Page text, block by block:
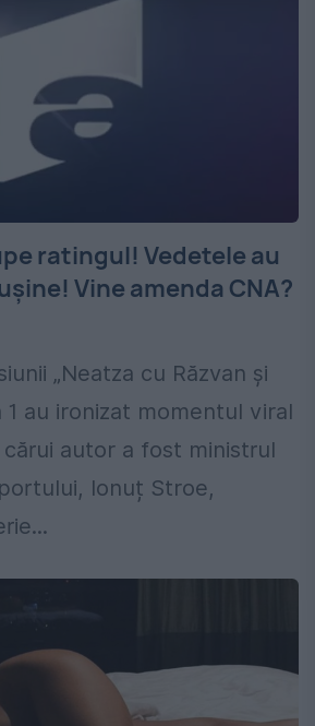
ratingul! Vedetele au
Vine amenda CNA?
„Neatza cu Răzvan și
1 au ironizat momentul viral
autor a fost ministrul
Ionuț Stroe,